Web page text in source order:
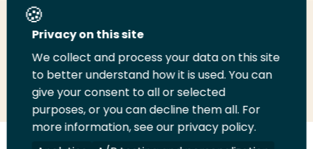
Deel deze pagina
Deel
LinkedIn
Deel
op
Twitter
Deel
op
Facebook
Email
deze
pagina
Print
deze
pagina
Privacy on this site
We collect and process your data on this site
to better understand how it is used. You can
give your consent to all or selected
purposes, or you can decline them all. For
more information, see our privacy policy.